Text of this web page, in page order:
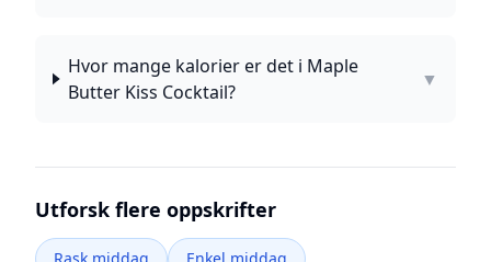
Hvor mange kalorier er det i Maple
Butter Kiss Cocktail?
▼
Utforsk flere oppskrifter